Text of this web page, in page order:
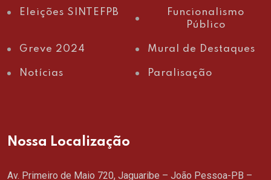
Eleições SINTEFPB
Funcionalismo
Público
Greve 2024 Mural de Destaques
Notícias Paralisação
Nossa Localização
Av. Primeiro de Maio 720, Jaguaribe – João Pessoa-PB –